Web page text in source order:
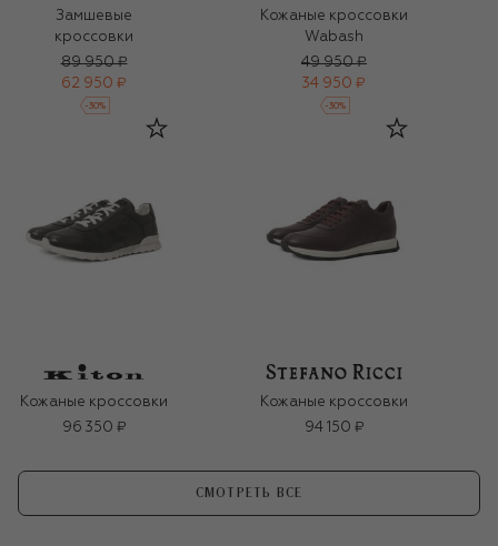
Замшевые
кроссовки
89 950 ₽
62 950 ₽
-30%
Кожаные кроссовки
Wabash
49 950 ₽
34 950 ₽
-30%
Кожаные кроссовки
96 350 ₽
Кожаные кроссовки
94 150 ₽
СМОТРЕТЬ ВСЕ